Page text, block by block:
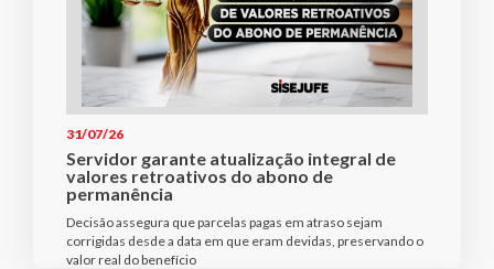
31/07/26
Servidor garante atualização integral de
valores retroativos do abono de
permanência
Decisão assegura que parcelas pagas em atraso sejam
corrigidas desde a data em que eram devidas, preservando o
valor real do benefício